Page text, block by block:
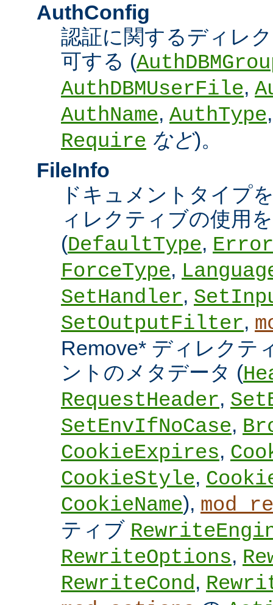
AuthConfig
認証に関するディレ
可する (
AuthDBMUserFile,
AuthName, AuthType
Require など)。
FileInfo
ドキュメントタイプ
ィレクティブの使用
(DefaultType,
ForceType,
SetHandler,
SetOutputFilter,
Remove* ディレクテ
ントのメタデータ (
RequestHeader,
SetEnvIfNoCase,
CookieExpires,
CookieStyle,
CookieName),
ティブ
RewriteOptions,
RewriteCond,